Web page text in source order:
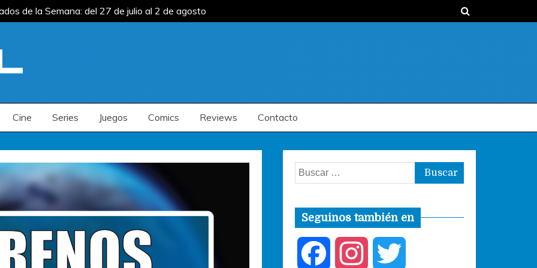
de la Semana: del 27 de julio al 2 de agosto
de la Semana: del 27 de julio al 2 de agosto
de la Semana: del 13 al 19 de julio
Cine Series Juegos Comics Reviews Contacto
Buscar:
Seguinos también en